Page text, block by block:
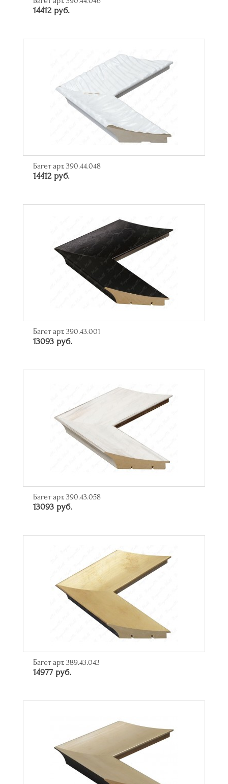
14412 руб.
Багет арт. 390.44.048
14412 руб.
Багет арт. 390.43.001
13093 руб.
Багет арт. 390.43.058
13093 руб.
Багет арт. 389.43.043
14977 руб.